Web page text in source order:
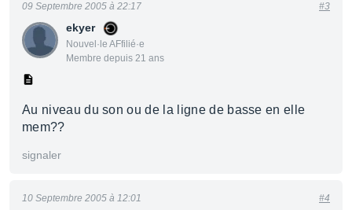
ekyer
Nouvel·le AFfilié·e
Membre depuis 21 ans
09 Septembre 2005 à 22:17 #3
Au niveau du son ou de la ligne de basse en elle
mem??
signaler
10 Septembre 2005 à 12:01 #4